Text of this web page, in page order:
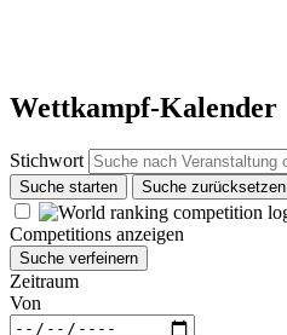
Wettkampf-Kalender
Stichwort
Suche starten Suche zurücksetzen
Competitions anzeigen
Suche verfeinern
Zeitraum
Von